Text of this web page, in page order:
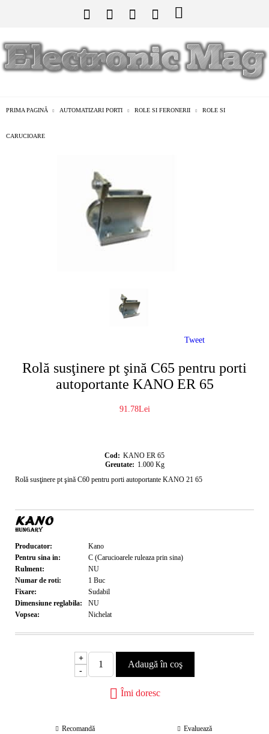
PRIMA PAGINĂ AUTOMATIZARI PORTI ROLE SI FERONERII ROLE SI
CARUCIOARE
Rolă susţinere pt şină C65 pentru porti
autoportante KANO ER 65
91.78Lei
Cod: KANO ER 65
Greutate: 1.000 Kg
Rolă susţinere pt şină C60 pentru porti autoportante KANO 21 65
Producator:
Kano
Pentru sina in:
C (Carucioarele ruleaza prin sina)
Rulment:
NU
Numar de roti:
1 Buc
Fixare:
Sudabil
Dimensiune reglabila:
NU
Vopsea:
Nichelat
+
-
Îmi doresc
Recomandă Evaluează
Tweet